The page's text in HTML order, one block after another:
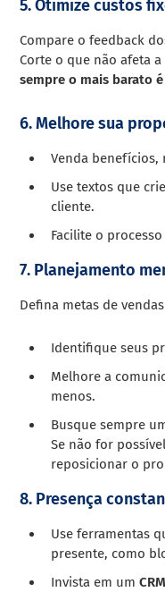
5. Otimize custos
Compare o feedback
Corte o que não afeta
sempre o mais barato
6. Melhore sua
Venda benefícios,
Use textos que
cliente.
Facilite o
7. Planejamento
Defina metas de
Identifique seus
Melhore a
menos.
Busque sempre
Se não for
reposicionar o
8. Presença
Use ferramentas
presente, como
Invista em um